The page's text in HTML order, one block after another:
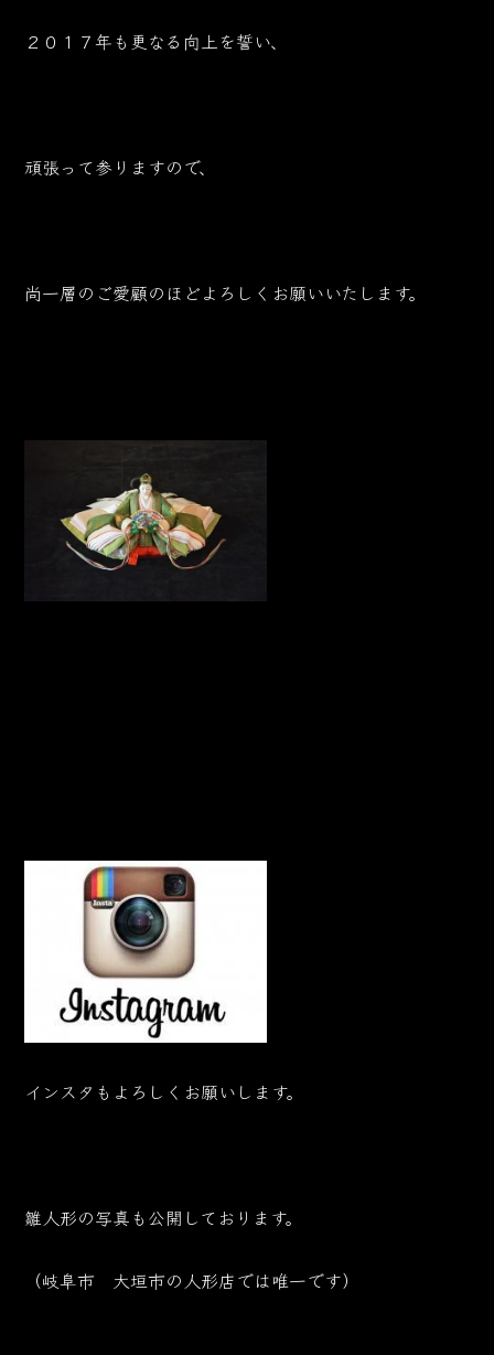
２０１７年も更なる向上を誓い、
頑張って参りますので、
尚一層のご愛顧のほどよろしくお願いいたします。
インスタもよろしくお願いします。
雛人形の写真も公開しております。
（岐阜市 大垣市の人形店では唯一です）